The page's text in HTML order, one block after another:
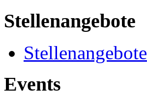
Stellenangebote
Stellenangebote
Events